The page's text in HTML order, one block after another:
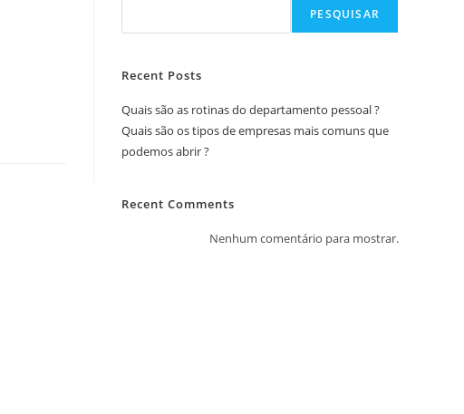
PESQUISAR
Recent Posts
Quais são as rotinas do departamento pessoal ?
Quais são os tipos de empresas mais comuns que
podemos abrir ?
Recent Comments
Nenhum comentário para mostrar.